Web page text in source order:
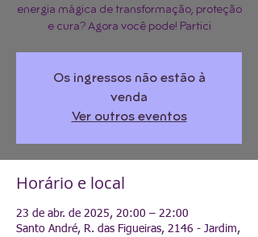
energia mágica de transformação, proteção
e cura? Agora você pode! Partici
Os ingressos não estão à
venda
Ver outros eventos
Horário e local
23 de abr. de 2025, 20:00 – 22:00
Santo André, R. das Figueiras, 2146 - Jardim,